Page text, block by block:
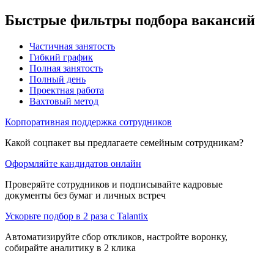
Быстрые фильтры подбора вакансий
Частичная занятость
Гибкий график
Полная занятость
Полный день
Проектная работа
Вахтовый метод
Корпоративная поддержка сотрудников
Какой соцпакет вы предлагаете семейным сотрудникам?
Оформляйте кандидатов онлайн
Проверяйте сотрудников и подписывайте кадровые
документы без бумаг и личных встреч
Ускорьте подбор в 2 раза с Talantix
Автоматизируйте сбор откликов, настройте воронку,
собирайте аналитику в 2 клика